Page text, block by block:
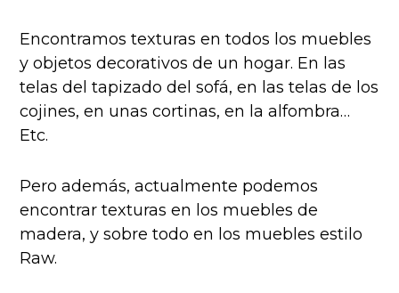
Encontramos texturas en todos los muebles
y objetos decorativos de un hogar. En las
telas del tapizado del sofá, en las telas de los
cojines, en unas cortinas, en la alfombra…
Etc.
Pero además, actualmente podemos
encontrar texturas en los muebles de
madera, y sobre todo en los muebles estilo
Raw.